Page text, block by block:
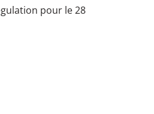
pour le 28